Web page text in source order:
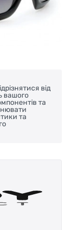
від
вашого
та
та